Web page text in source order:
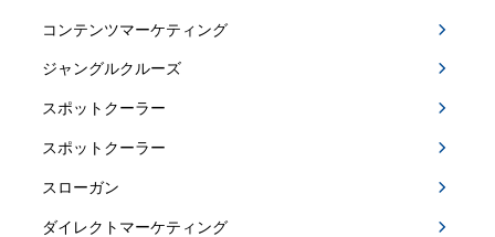
コンテンツマーケティング
ジャングルクルーズ
スポットクーラー
スポットクーラー
スローガン
ダイレクトマーケティング